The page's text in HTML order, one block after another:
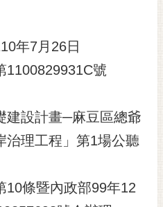
年7月26日
1100829931C號
建設計畫─麻豆區總爺
治理工程」第1場公聽
10條暨內政部99年12